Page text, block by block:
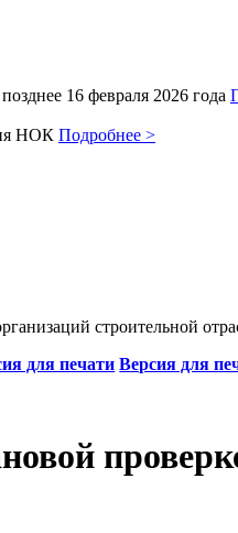
16 февраля 2026 года
НОК Подробнее >
строительной
Версия для